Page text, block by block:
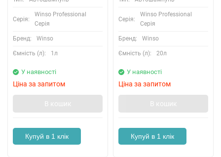
Серія:
Winso Professional
Серія
Бренд: Winso
Ємність (л): 1л
У наявності
Ціна за запитом
В кошик
Купуй в 1 клік
Серія:
Winso Professional
Серія
Бренд: Winso
Ємність (л): 20л
У наявності
Ціна за запитом
В кошик
Купуй в 1 клік